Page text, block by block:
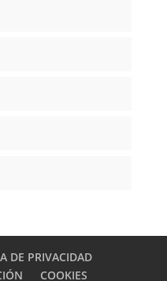
DE PRIVACIDAD
COOKIES